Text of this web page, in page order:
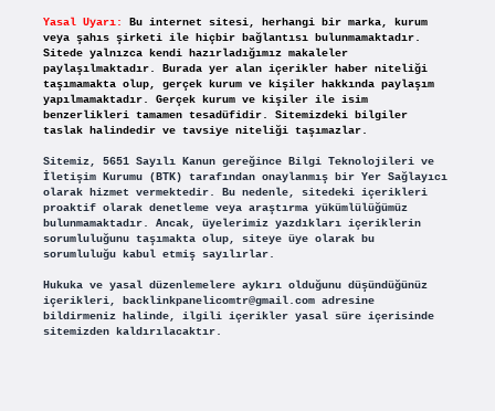
Yasal Uyarı:
Bu internet sitesi, herhangi bir marka, kurum
veya şahıs şirketi ile hiçbir bağlantısı bulunmamaktadır.
Sitede yalnızca kendi hazırladığımız makaleler
paylaşılmaktadır. Burada yer alan içerikler haber niteliği
taşımamakta olup, gerçek kurum ve kişiler hakkında paylaşım
yapılmamaktadır. Gerçek kurum ve kişiler ile isim
benzerlikleri tamamen tesadüfidir. Sitemizdeki bilgiler
taslak halindedir ve tavsiye niteliği taşımazlar.
Sitemiz, 5651 Sayılı Kanun gereğince Bilgi Teknolojileri ve
İletişim Kurumu (BTK) tarafından onaylanmış bir Yer Sağlayıcı
olarak hizmet vermektedir. Bu nedenle, sitedeki içerikleri
proaktif olarak denetleme veya araştırma yükümlülüğümüz
bulunmamaktadır. Ancak, üyelerimiz yazdıkları içeriklerin
sorumluluğunu taşımakta olup, siteye üye olarak bu
sorumluluğu kabul etmiş sayılırlar.
Hukuka ve yasal düzenlemelere aykırı olduğunu düşündüğünüz
içerikleri, backlinkpanelicomtr@gmail.comadresine
bildirmeniz halinde, ilgili içerikler yasal süre içerisinde
sitemizden kaldırılacaktır.